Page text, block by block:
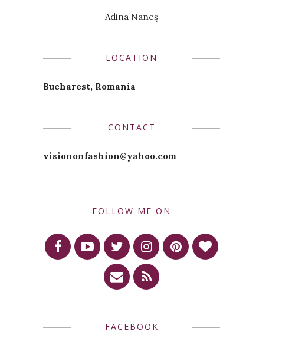
Adina Naneş
LOCATION
Bucharest, Romania
CONTACT
visiononfashion@yahoo.com
FOLLOW ME ON
FACEBOOK